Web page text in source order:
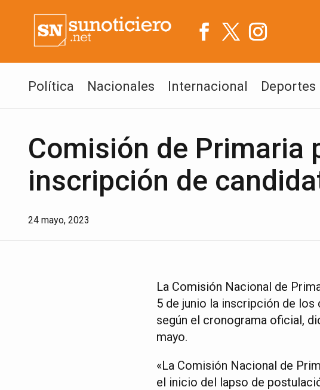
Política Nacionales Internacional Deportes
Comisión de Primaria
inscripción de
24 mayo, 2023
La Comisión Nacional de
5 de junio la inscripción de
según el cronograma oficial,
mayo.
«La Comisión Nacional de
el inicio del lapso de